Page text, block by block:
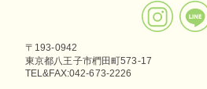
〒193-0942
東京都八王子市椚田町573-17
TEL&FAX:042-673-2226